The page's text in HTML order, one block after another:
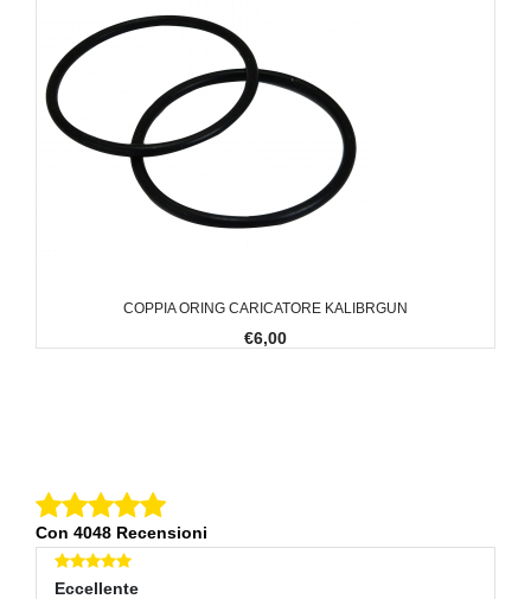
COPPIA ORING CARICATORE KALIBRGUN
€6,00
Con 4048 Recensioni
Eccellente